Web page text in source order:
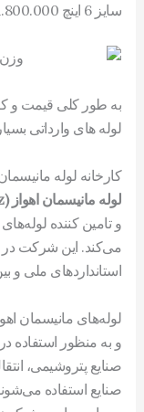
سایز 6 اینچ 11.800.000 تومان.
به طور کلی قیمت و
لوله های وارداتی
کارخانه لوله مانیسمان
لوله مانیسمان اهواز (Manisaman Ahvaz)
و تامین کننده
می‌کند. این شرکت در
استانداردهای ملی و
لوله‌های مانیسمان
و به منظور استفاده
صنایع پتروشیمی،
صنایع استفاده